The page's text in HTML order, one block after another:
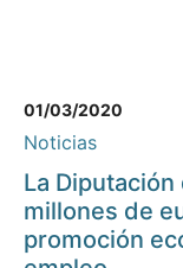
01/03/2020
Noticias
La
millones de
promoción